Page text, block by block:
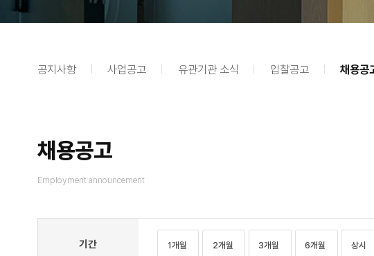
공지사항 사업공고 유관기관 소식 입찰공고 채용공
채용공고
Employment announcement
기간 1개월 2개월 3개월 6개월 상시